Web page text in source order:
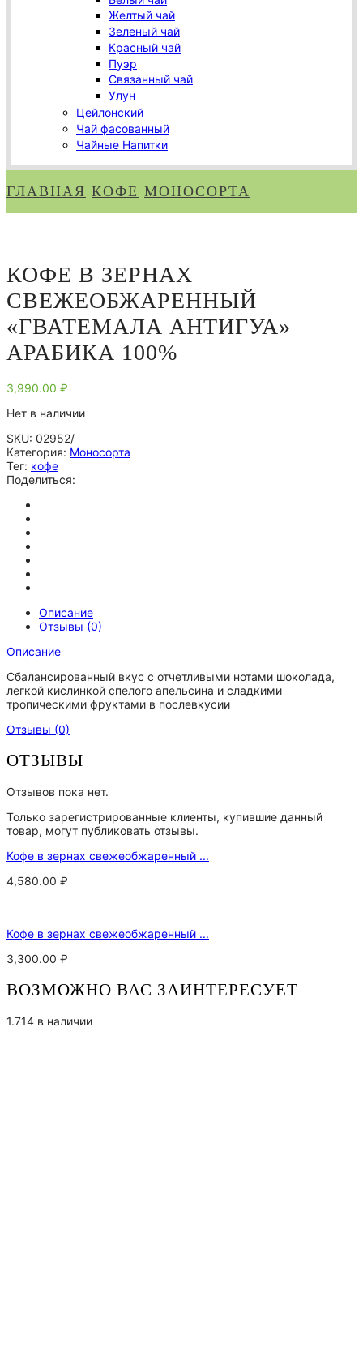
Желтый чай
Зеленый чай
Красный чай
Пуэр
Связанный чай
Улун
Цейлонский
Чай фасованный
Чайные Напитки
ГЛАВНАЯ КОФЕ МОНОСОРТА
КОФЕ В ЗЕРНАХ
СВЕЖЕОБЖАРЕННЫЙ
«ГВАТЕМАЛА АНТИГУА»
АРАБИКА 100%
3,990.00 ₽
Нет в наличии
SKU: 02952/
Категория: Моносорта
Тег: кофе
Поделиться:
Описание
Отзывы (0)
Описание
Сбалансированный вкус с отчетливыми нотами шоколада,
легкой кислинкой спелого апельсина и сладкими
тропическими фруктами в послевкусии
Отзывы (0)
ОТЗЫВЫ
Отзывов пока нет.
Только зарегистрированные клиенты, купившие данный
товар, могут публиковать отзывы.
Кофе в зернах свежеобжаренный ...
4,580.00 ₽
Кофе в зернах свежеобжаренный ...
3,300.00 ₽
ВОЗМОЖНО ВАС ЗАИНТЕРЕСУЕТ
1.714 в наличии